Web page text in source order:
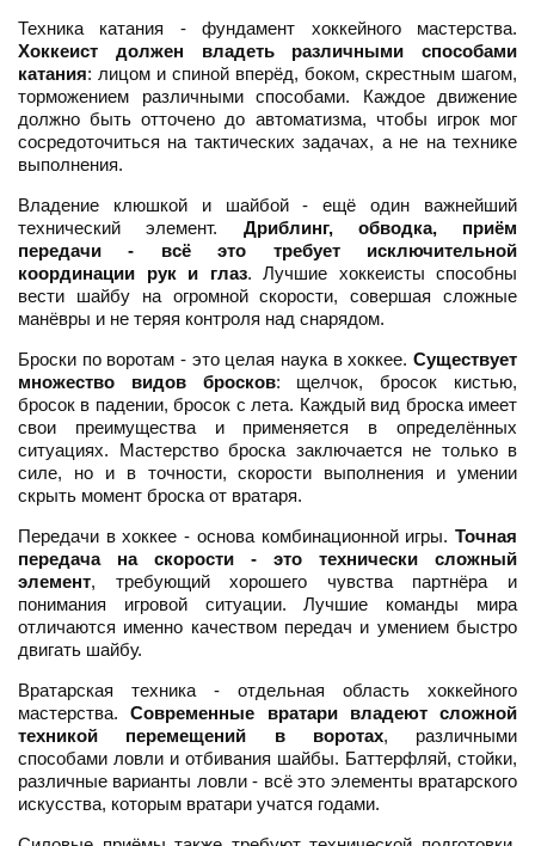
Техника катания - фундамент хоккейного мастерства.
Хоккеист должен владеть различными способами
катания: лицом и спиной вперёд, боком, скрестным шагом,
торможением различными способами. Каждое движение
должно быть отточено до автоматизма, чтобы игрок мог
сосредоточиться на тактических задачах, а не на технике
выполнения.
Владение клюшкой и шайбой - ещё один важнейший
технический элемент. Дриблинг, обводка, приём
передачи - всё это требует исключительной
координации рук и глаз. Лучшие хоккеисты способны
вести шайбу на огромной скорости, совершая сложные
манёвры и не теряя контроля над снарядом.
Броски по воротам - это целая наука в хоккее. Существует
множество видов бросков: щелчок, бросок кистью,
бросок в падении, бросок с лета. Каждый вид броска имеет
свои преимущества и применяется в определённых
ситуациях. Мастерство броска заключается не только в
силе, но и в точности, скорости выполнения и умении
скрыть момент броска от вратаря.
Передачи в хоккее - основа комбинационной игры. Точная
передача на скорости - это технически сложный
элемент, требующий хорошего чувства партнёра и
понимания игровой ситуации. Лучшие команды мира
отличаются именно качеством передач и умением быстро
двигать шайбу.
Вратарская техника - отдельная область хоккейного
мастерства.Современные вратари владеют сложной
техникой перемещений в воротах, различными
способами ловли и отбивания шайбы. Баттерфляй, стойки,
различные варианты ловли - всё это элементы вратарского
искусства, которым вратари учатся годами.